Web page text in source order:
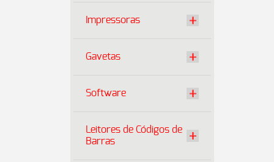
Impressoras
Gavetas
Software
Leitores de Códigos de
Barras